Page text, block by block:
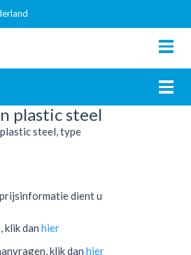
plastic steel
steel, type
dient u
klik dan hier
klik dan hier